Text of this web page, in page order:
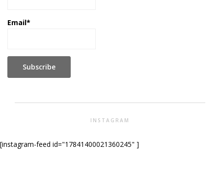
Email*
INSTAGRAM
[instagram-feed id="17841400021360245" ]